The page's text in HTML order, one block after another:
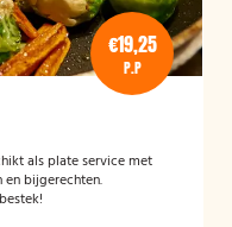
€19,25
P.P
als plate service met
en bijgerechten.